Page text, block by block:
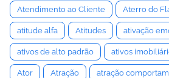
Atendimento ao Cliente Aterro do
atitude alfa Atitudes ativação
ativos de alto padrão ativos
Ator Atração atração